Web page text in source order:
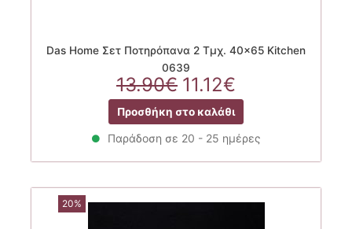
Das Home Σετ Ποτηρόπανα 2 Τμχ. 40×65 Kitchen
0639
13.90€ Original
price
was:
13.90€.
11.12€
τρέχουσα
τιμή
είναι:
Προσθήκη στο καλάθι
Παράδοση σε 20 - 25 ημέρες
20%